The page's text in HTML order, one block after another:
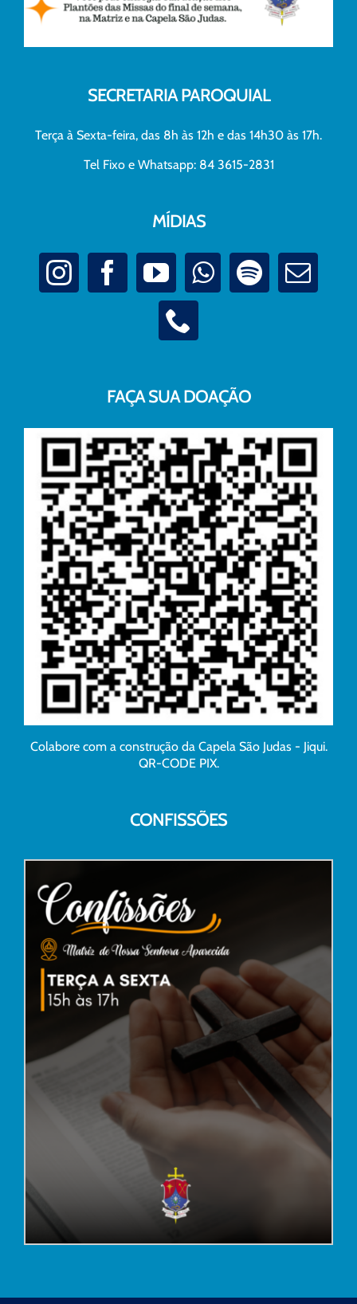
SECRETARIA PAROQUIAL
Terça à Sexta-feira, das 8h às 12h e das 14h30 às 17h.
Tel Fixo e Whatsapp: 84 3615-2831
MÍDIAS
FAÇA SUA DOAÇÃO
Colabore com a construção da Capela São Judas - Jiqui.
QR-CODE PIX.
CONFISSÕES